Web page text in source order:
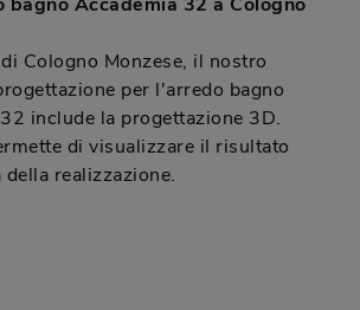
Cologno Monzese, il nostro
per l'arredo bagno
include la progettazione 3D.
di visualizzare il risultato
realizzazione.